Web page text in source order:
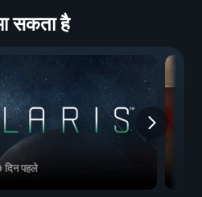
सकता है
दिन पहले